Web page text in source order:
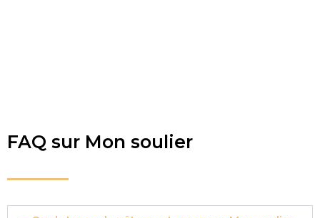
FAQ sur Mon soulier